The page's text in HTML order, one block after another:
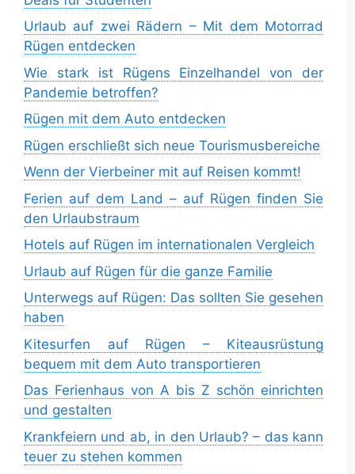
Urlaub auf zwei Rädern – Mit dem Motorrad
Rügen entdecken
Wie stark ist Rügens Einzelhandel von der
Pandemie betroffen?
Rügen mit dem Auto entdecken
Rügen erschließt sich neue Tourismusbereiche
Wenn der Vierbeiner mit auf Reisen kommt!
Ferien auf dem Land – auf Rügen finden Sie
den Urlaubstraum
Hotels auf Rügen im internationalen Vergleich
Urlaub auf Rügen für die ganze Familie
Unterwegs auf Rügen: Das sollten Sie gesehen
haben
Kitesurfen auf Rügen – Kiteausrüstung
bequem mit dem Auto transportieren
Das Ferienhaus von A bis Z schön einrichten
und gestalten
Krankfeiern und ab, in den Urlaub? – das kann
teuer zu stehen kommen